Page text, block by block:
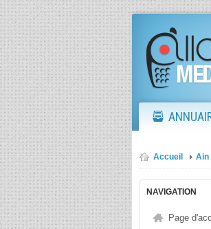
Accueil Ain
NAVIGATION
Page